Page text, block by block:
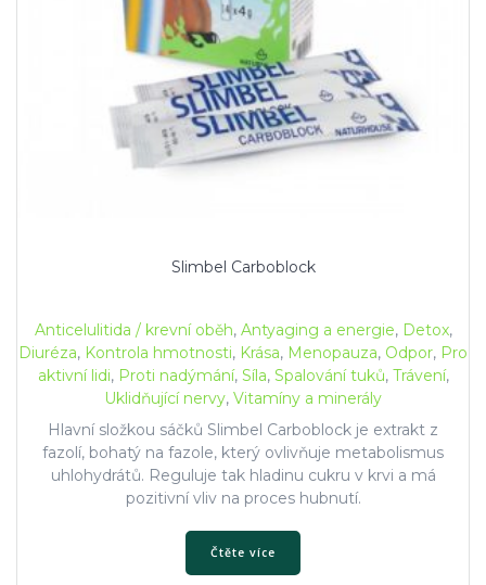
Slimbel Carboblock
Anticelulitida / krevní oběh, Antyaging a energie, Detox,
Diuréza, Kontrola hmotnosti, Krása, Menopauza, Odpor, Pro
aktivní lidi, Proti nadýmání, Síla, Spalování tuků, Trávení,
Uklidňující nervy, Vitamíny a minerály
Hlavní složkou sáčků Slimbel Carboblock je extrakt z
fazolí, bohatý na fazole, který ovlivňuje metabolismus
uhlohydrátů. Reguluje tak hladinu cukru v krvi a má
pozitivní vliv na proces hubnutí.
Čtěte více